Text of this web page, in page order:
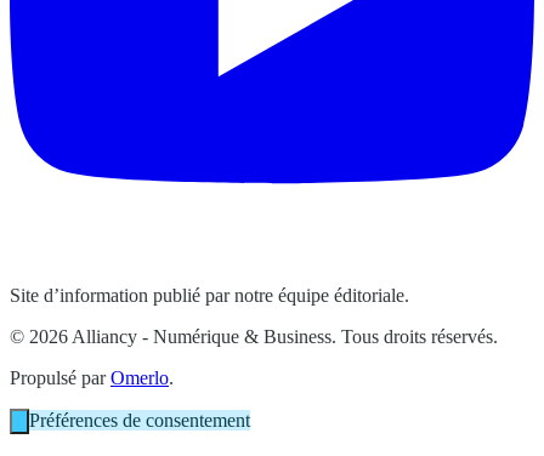
Site d’information publié par notre équipe éditoriale.
© 2026 Alliancy - Numérique & Business. Tous droits réservés.
Propulsé parOmerlo.
Préférences de consentement